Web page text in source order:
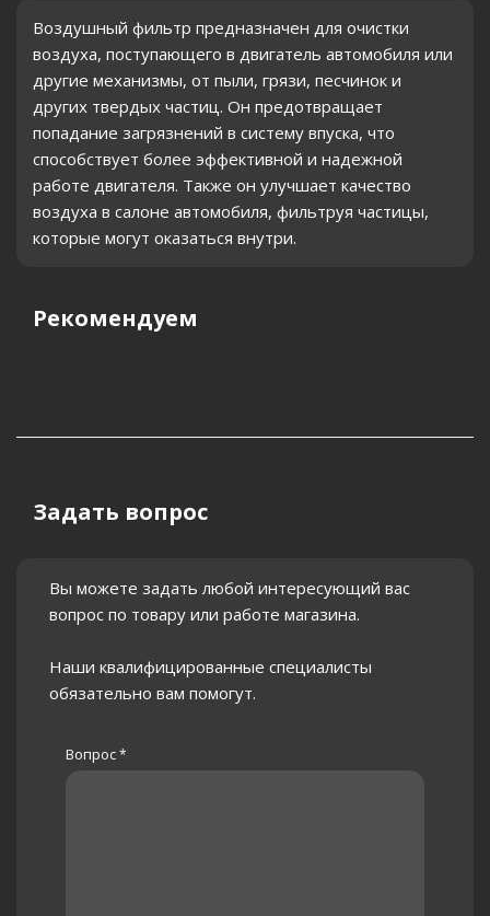
Воздушный фильтр предназначен для очистки
воздуха, поступающего в двигатель автомобиля или
другие механизмы, от пыли, грязи, песчинок и
других твердых частиц. Он предотвращает
попадание загрязнений в систему впуска, что
способствует более эффективной и надежной
работе двигателя. Также он улучшает качество
воздуха в салоне автомобиля, фильтруя частицы,
которые могут оказаться внутри.
Рекомендуем
Задать вопрос
Вы можете задать любой интересующий вас
вопрос по товару или работе магазина.
Наши квалифицированные специалисты
обязательно вам помогут.
Вопрос*